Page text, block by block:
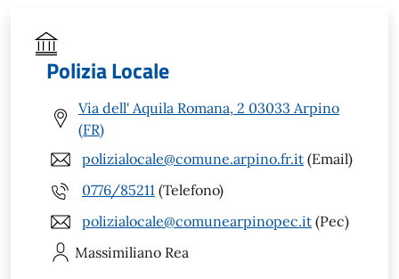
Polizia Locale
Via dell' Aquila Romana, 2 03033 Arpino
(FR)
polizialocale@comune.arpino.fr.it (Email)
0776/85211 (Telefono)
polizialocale@comunearpinopec.it (Pec)
Massimiliano Rea